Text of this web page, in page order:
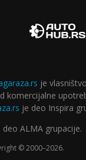
je
je deo Inspira
deo ALMA grupacije.
© 2000–2026.